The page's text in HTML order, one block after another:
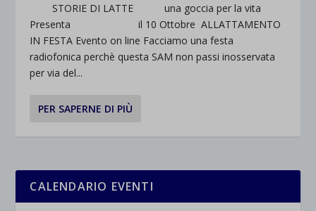
STORIE DI LATTE una goccia per la vita
Presenta il 10 Ottobre ALLATTAMENTO
IN FESTA Evento on line Facciamo una festa
radiofonica perchè questa SAM non passi inosservata
per via del...
PER SAPERNE DI PIÙ
CALENDARIO EVENTI